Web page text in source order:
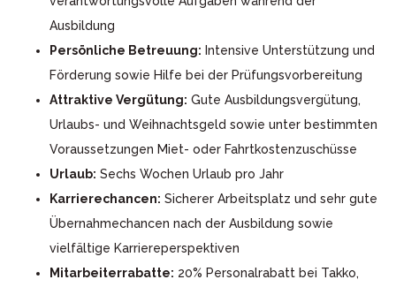
Ausbildung
Persönliche Betreuung: Intensive Unterstützung und
Förderung sowie Hilfe bei der Prüfungsvorbereitung
Attraktive Vergütung: Gute Ausbildungsvergütung,
Urlaubs- und Weihnachtsgeld sowie unter bestimmten
Voraussetzungen Miet- oder Fahrtkostenzuschüsse
Urlaub: Sechs Wochen Urlaub pro Jahr
Karrierechancen: Sicherer Arbeitsplatz und sehr gute
Übernahmechancen nach der Ausbildung sowie
vielfältige Karriereperspektiven
Mitarbeiterrabatte: 20% Personalrabatt bei Takko,